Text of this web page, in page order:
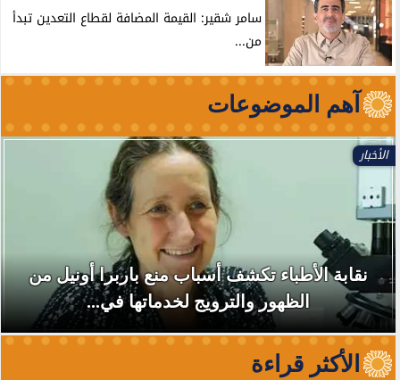
سامر شقير: القيمة المضافة لقطاع التعدين تبدأ
من...
آهم الموضوعات
الأخبار
نقابة الأطباء تكشف أسباب منع باربرا أونيل من
الظهور والترويج لخدماتها في...
الأكثر قراءة